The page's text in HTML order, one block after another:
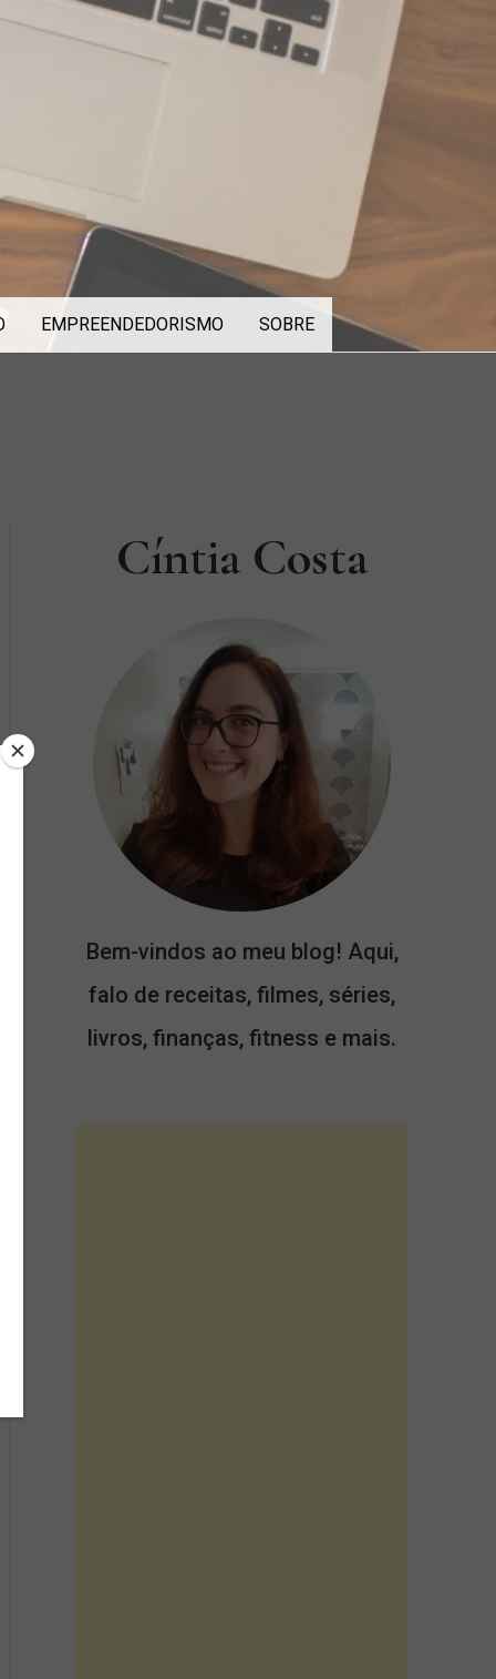
EMPREENDEDORISMO SOBRE
Cíntia Costa
Bem-vindos ao meu blog! Aqui,
falo de receitas, filmes, séries,
livros, finanças, fitness e mais.